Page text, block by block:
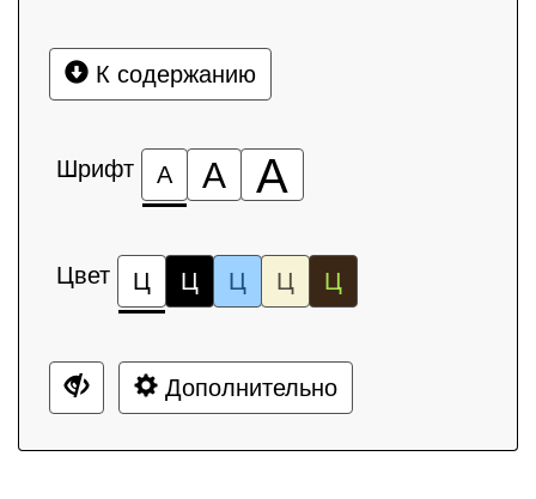
К содержанию
Шрифт А А А
Цвет Ц Ц Ц Ц Ц
Дополнительно